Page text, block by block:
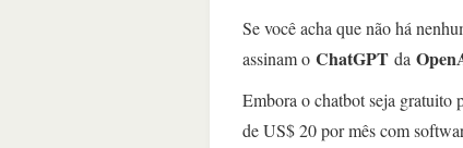
Se você acha que não há
assinam o ChatGPT da
Embora o chatbot seja gratuito
de US$ 20 por mês com